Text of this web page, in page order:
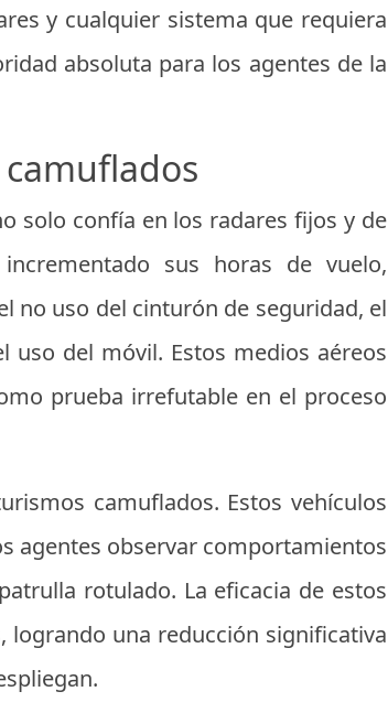
y cualquier sistema que requiera
absoluta para los agentes de la
solo confía en los radares fijos y de
sus horas de vuelo,
no uso del cinturón de seguridad, el
uso del móvil. Estos medios aéreos
prueba irrefutable en el proceso
camuflados. Estos vehículos
agentes observar comportamientos
rotulado. La eficacia de estos
logrando una reducción significativa